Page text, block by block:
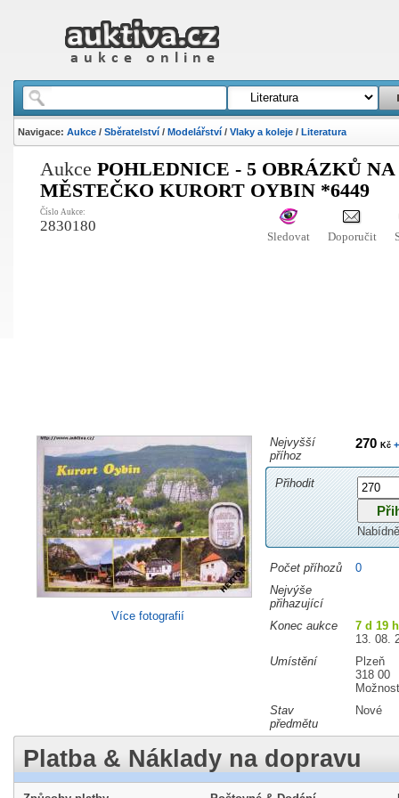
Navigace: Aukce/ Sběratelství/ Modelářství/ Vlaky a koleje/ Literatura
Aukce POHLEDNICE - 5 OBRÁZKŮ NA
MĚSTEČKO KURORT OYBIN *6449
Číslo Aukce:
2830180
Sledovat Doporučit
Více fotografií
Nejvyšší
příhoz
270 Kč+
Přihodit
Počet příhozů
0
Nejvýše
přihazující
Konec aukce
7 d 19
13. 08.
Umístění
Plzeň
318 00
Stav
předmětu
Nové
Platba & Náklady na dopravu